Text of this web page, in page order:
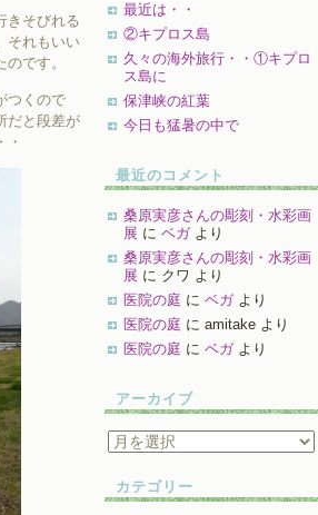
きそびれる
それもいい
です。
つくので
だと段差が
最近は・・
②キプロス島
久々の海外旅行・・①キプロ
ス島に
保津峡の紅葉
今日も猛暑の中で
最近のコメント
桑原実彦さんの彫刻・水彩画
展 に ベガより
桑原実彦さんの彫刻・水彩画
展 に クワ より
医院の庭 に ベガより
医院の庭 に amitakeより
医院の庭 に ベガより
アーカイブ
ア
カ
イ
カテゴリー